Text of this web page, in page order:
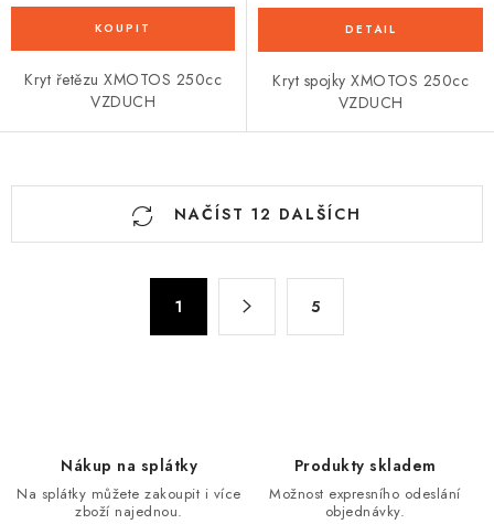
Kryt řetězu XMOTOS 250cc
VZDUCH
Kryt spojky XMOTOS 250cc
VZDUCH
O
v
NAČÍST 12 DALŠÍCH
á
1 5
Nákup na splátky
Na splátky můžete zakoupit i více
zboží najednou.
Produkty skladem
Možnost expresního odeslání
objednávky.